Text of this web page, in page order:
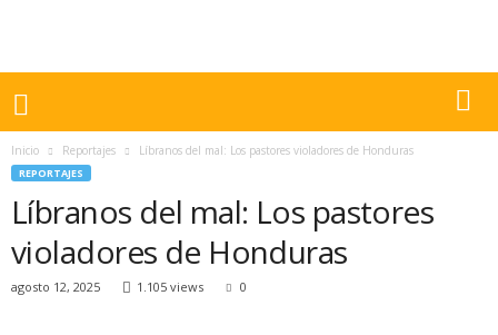
Inicio Reportajes Líbranos del mal: Los pastores violadores de Honduras
REPORTAJES
Líbranos del mal: Los pastores
violadores de Honduras
agosto 12, 2025 1.105 views 0